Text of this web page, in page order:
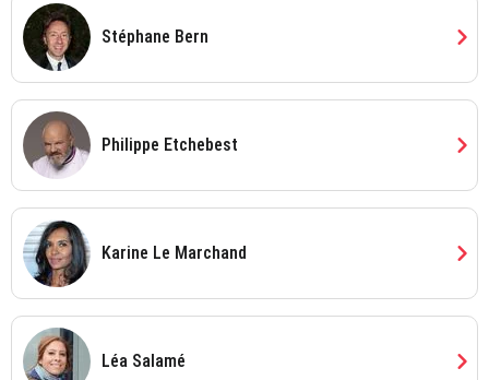
Stéphane Bern chevron_right
Philippe Etchebest chevron_right
Karine Le Marchand chevron_right
Léa Salamé chevron_right